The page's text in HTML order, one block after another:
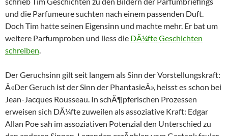
und die Parfumeure suchten nach einem passenden Duft.
Doch Tim hatte seinen Eigensinn und machte mehr. Er bat um
weitere Parfumproben und liess die DÃ¼fte Geschichten
schreiben.
Der Geruchsinn gilt seit langem als Sinn der Vorstellungskraft:
Â«Der Geruch ist der Sinn der PhantasieÂ», heisst es schon bei
Jean-Jacques Rousseau. In schÃ¶pferischen Prozessen
erweisen sich DÃ¼fte zuweilen als assoziative Kraft: Edgar
Allan Poe sah im assoziativen Potenzial den Unterschied zu